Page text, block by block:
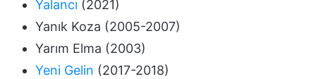
Yalancı (2021)
Yanık Koza (2005-2007)
Yarım Elma (2003)
Yeni Gelin (2017-2018)